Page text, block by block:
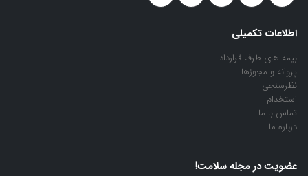
اطلاعات تکمیلی
بیمه های طرف قرارداد
پروانه و مجوزها
نظرسنجی
استخدام
تماس با ما
درباره ما
عضویت در مجله سلامت!